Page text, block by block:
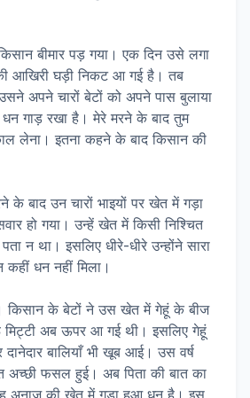
बीमार पड़ गया। एक दिन उसे लगा
आखिरी घड़ी निकट आ गई है। तब
अपने चारों बेटों को अपने पास बुलाया
गाड़ रखा है। मेरे मरने के बाद तुम
लेना। इतना कहने के बाद किसान की
के बाद उन चारों भाइयों पर खेत में गड़ा
हो गया। उन्हें खेत में किसी निश्चित
न था। इसलिए धीरे-धीरे उन्होंने सारा
धन नहीं मिला।
किसान के बेटों ने उस खेत में गेहूं के बीज
अब ऊपर आ गई थी। इसलिए गेहूं
बालियाँ भी खूब आई। उस वर्ष
फसल हुई। अब पिता की बात का
अनाज की खेत में गड़ा हुआ धन है। इस